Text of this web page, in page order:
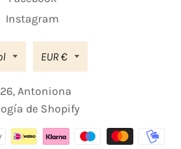
Instagram
Moneda
EUR €
Antoniona
de Shopify
Métodos